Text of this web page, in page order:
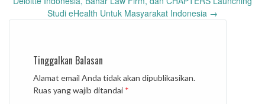
Studi eHealth Untuk Masyarakat Indonesia →
Tinggalkan Balasan
Alamat email Anda tidak akan dipublikasikan.
Ruas yang wajib ditandai *